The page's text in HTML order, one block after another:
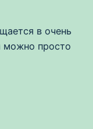
в очень
можно просто